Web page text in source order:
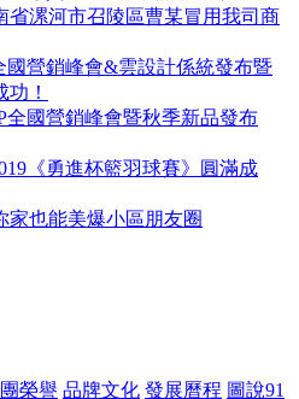
省漯河市召陵區曹某冒用我司商
國營銷峰會&雲設計係統發布暨
！
全國營銷峰會暨秋季新品發布
《勇進杯籃羽球賽》圓滿成
家也能美爆小區朋友圈
榮譽 品牌文化 發展曆程 圖說91